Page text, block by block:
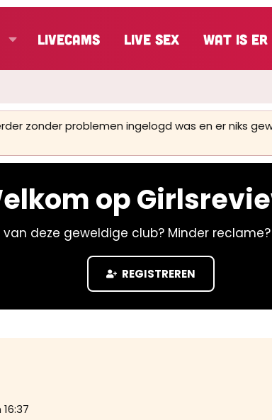
LiveCams Live Sex Wat is er
zonder problemen ingelogd was en er niks
op
van deze geweldige club? Minder
REGISTREREN